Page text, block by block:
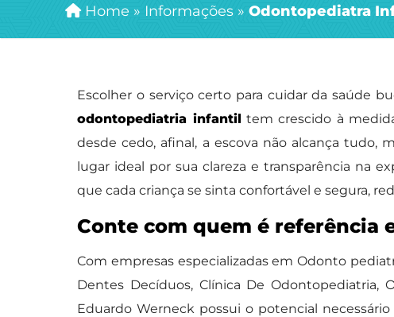
Home » Informações »Odontopediatra
Escolher o serviço certo para cuidar da saúde
odontopediatria infantil tem crescido à
desde cedo, afinal, a escova não alcança tudo,
lugar ideal por sua clareza e transparência na
que cada criança se sinta confortável e segura,
Conte com quem é
Com empresas especializadas em Odonto
Dentes Decíduos, Clínica De Odontopediatria,
Eduardo Werneck possui o potencial